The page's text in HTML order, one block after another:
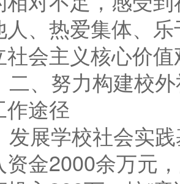
人、热爱集体、
社会主义核心价
二、努力构建校
作途径
发展学校社会实
资金2000余万元